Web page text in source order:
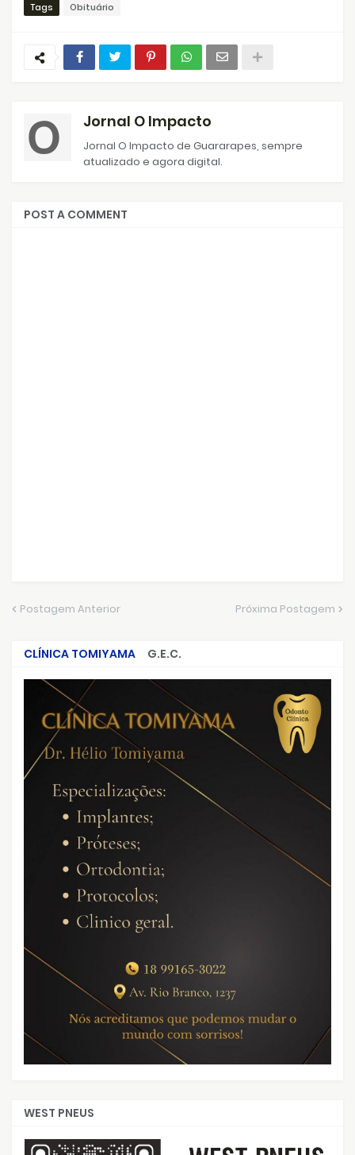
Tags Obituário
Jornal O Impacto
Jornal O Impacto de Guararapes, sempre
atualizado e agora digital.
POST A COMMENT
Postagem Anterior Próxima Postagem
CLÍNICA TOMIYAMA
G.E.C.
CRIMES QUE ABALARAM O BRASIL
WEST PNEUS